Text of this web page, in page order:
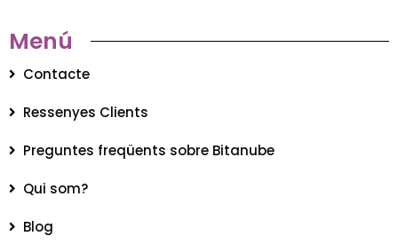
Menú
Contacte
Ressenyes Clients
Preguntes freqüents sobre Bitanube
Qui som?
Blog